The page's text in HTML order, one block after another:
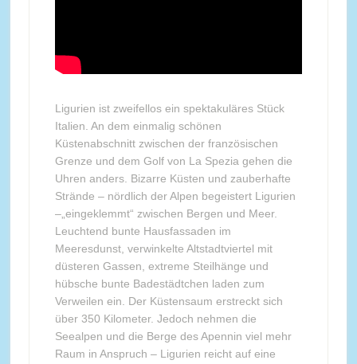
Ligurien ist zweifellos ein spektakuläres Stück
Italien. An dem einmalig schönen
Küstenabschnitt zwischen der französischen
Grenze und dem Golf von La Spezia gehen die
Uhren anders. Bizarre Küsten und zauberhafte
Strände – nördlich der Alpen begeistert Ligurien
–„eingeklemmt“ zwischen Bergen und Meer.
Leuchtend bunte Hausfassaden im
Meeresdunst, verwinkelte Altstadtviertel mit
düsteren Gassen, extreme Steilhänge und
hübsche bunte Badestädtchen laden zum
Verweilen ein. Der Küstensaum erstreckt sich
über 350 Kilometer. Jedoch nehmen die
Seealpen und die Berge des Apennin viel mehr
Raum in Anspruch – Ligurien reicht auf eine